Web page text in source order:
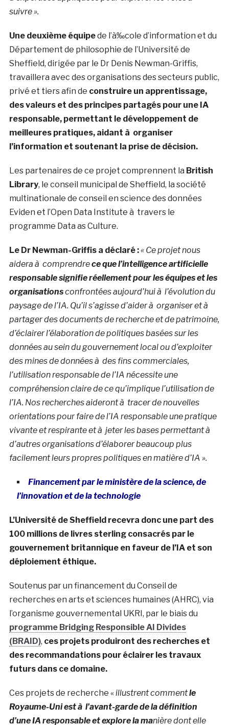
suivre ».
Une deuxième équipede l’à‰cole d’information et du
Département de philosophie de l’Université de
Sheffield, dirigée par le Dr Denis Newman-Griffis,
travaillera avec des organisations des secteurs public,
privé et tiers afin de construire un apprentissage,
des valeurs et des principes partagés pour une IA
responsable, permettant le développement de
meilleures pratiques, aidant à organiser
l’information et soutenant la prise de décision.
Les partenaires de ce projet comprennent la British
Library, le conseil municipal de Sheffield, la société
multinationale de conseil en science des données
Eviden et l’Open Data Institute à travers le
programme Data as Culture.
Le Dr Newman-Griffis a déclaré :« Ce projet nous
aidera à comprendrece que l’intelligence artificielle
responsable signifie réellement pour les équipes et les
organisationsconfrontées aujourd’hui à l’évolution du
paysage de l’IA. Qu’il s’agisse d’aider à organiser et à
partager des documents de recherche et de patrimoine,
d’éclairer l’élaboration de politiques basées sur les
données au sein du gouvernement local ou d’exploiter
des mines de données à des fins commerciales,
l’utilisation responsable de l’IA nécessite une
compréhension claire de ce qu’implique l’utilisation de
l’IA. Nos recherches aideront à tracer de nouvelles
orientations pour faire de l’IA responsable une pratique
vivante et respirante et à jeter les bases permettant à
d’autres organisations d’élaborer beaucoup plus
facilement leurs propres politiques en matière d’IA ».
Financement par le ministère de la science, de
l’innovation et de la technologie
L’Université de Sheffield recevra donc une part des
100 millions de livres sterling consacrés par le
gouvernement britannique en faveur de l’IA et son
déploiement éthique.
Soutenus par un financement du Conseil de
recherches en arts et sciences humaines (AHRC), via
l’organisme gouvernemental UKRI, par le biais du
programme Bridging Responsible AI Divides
(BRAID), ces projets produiront des recherches et
des recommandations pour éclairer les travaux
futurs dans ce domaine.
Ces projets de recherche «illustrent commentle
Royaume-Uni est à l’avant-garde de la définition
d’une IA responsable et explore la manière dont elle